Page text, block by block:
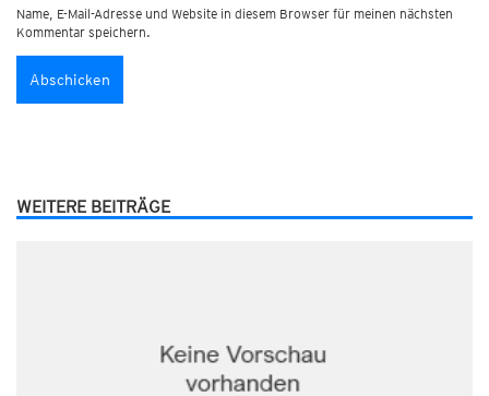
Name, E-Mail-Adresse und Website in diesem Browser für meinen nächsten
Kommentar speichern.
WEITERE BEITRÄGE